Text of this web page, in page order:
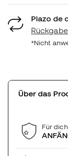
Plazo de
*Nicht
Über das
Für